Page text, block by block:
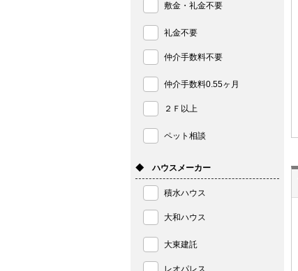
敷金・礼金不要
礼金不要
仲介手数料不要
仲介手数料0.55ヶ月
２Ｆ以上
ペット相談
◆ ハウスメーカー
積水ハウス
大和ハウス
大東建託
レオパレス